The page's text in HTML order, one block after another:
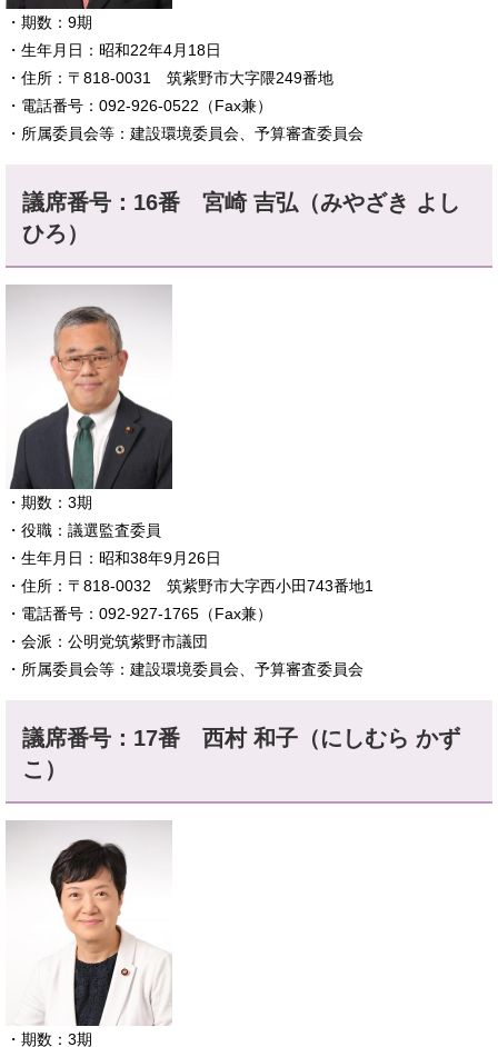
​・期数：9期
・生年月日：昭和22年4月18日
・住所：〒818-0031 筑紫野市大字隈249番地
・電話番号：092-926-0522（Fax兼）
・所属委員会等：建設環境委員会、予算審査委員会
議席番号：16番 宮崎 吉弘（みやざき よし
ひろ）
​・期数：3期
​・役職：議選監査委員
​・生年月日：昭和38年9月26日
・住所：〒818-0032 筑紫野市大字西小田743番地1
・電話番号：092-927-1765（Fax兼）
・会派：公明党筑紫野市議団
・所属委員会等：建設環境委員会、予算審査委員会
議席番号：17番 西村 和子（にしむら かず
こ）
​・期数：3期